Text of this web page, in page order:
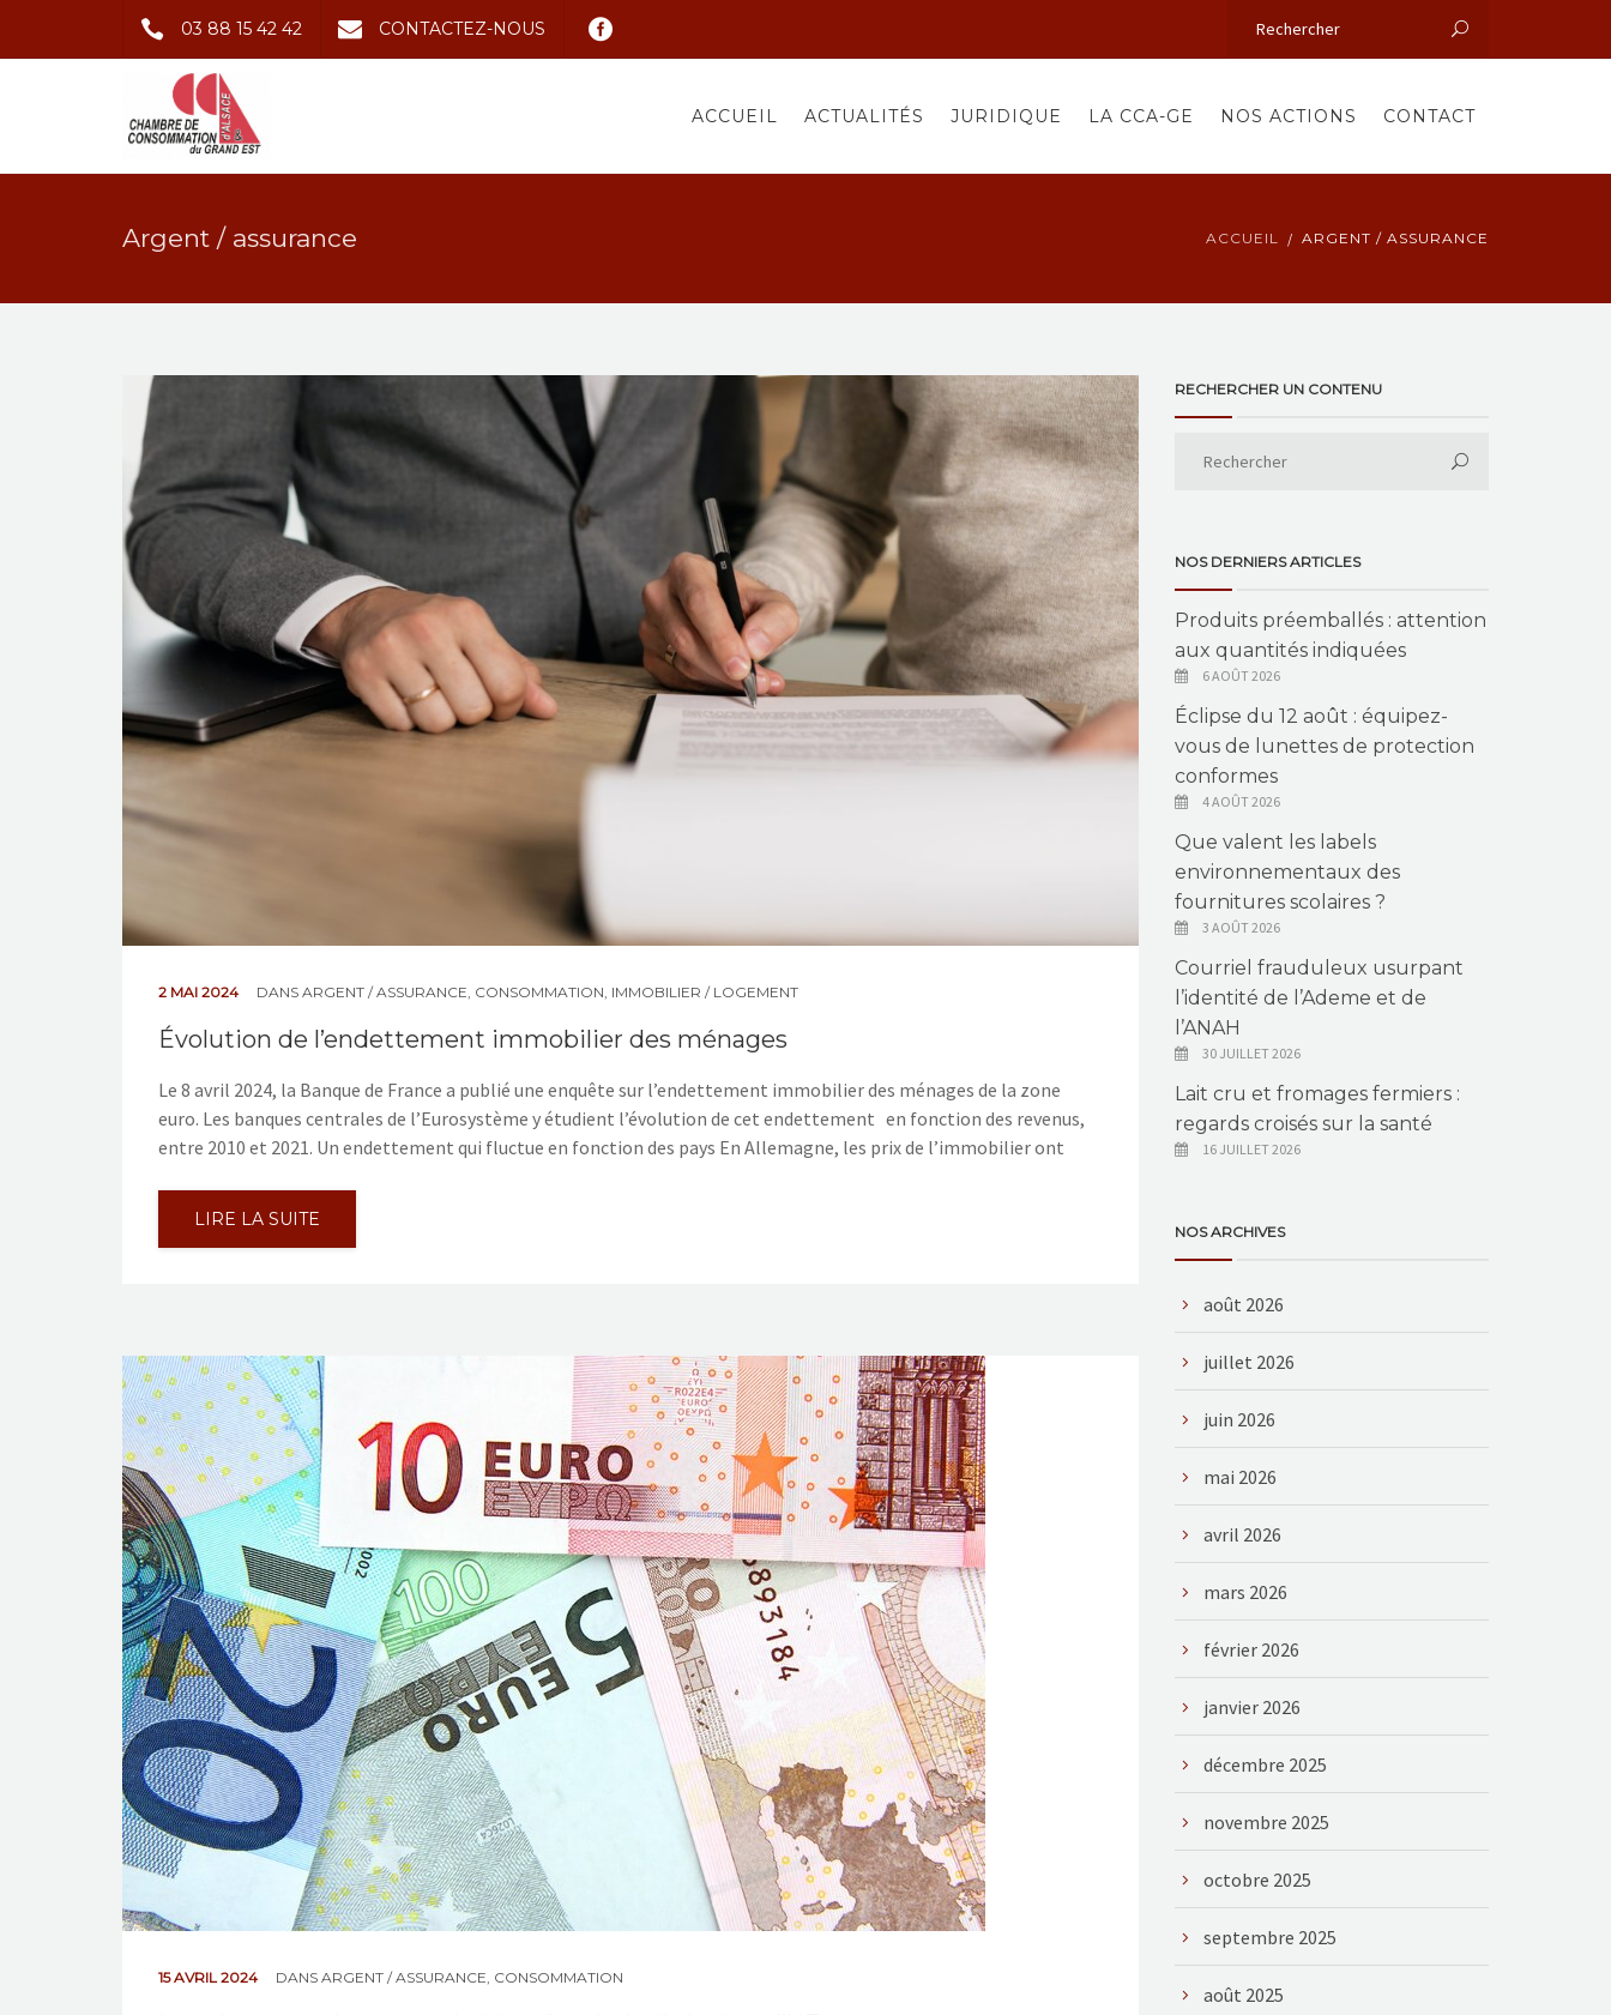
03 88 15 42 42 CONTACTEZ-NOUS
ACCUEIL ACTUALITÉS JURIDIQUE LA CCA-GE NOS ACTIONS CONTACT
Argent / assurance ACCUEIL ARGENT / ASSURANCE
2 MAI 2024 DANS ARGENT / ASSURANCE CONSOMMATION IMMOBILIER / LOGEMENT
Évolution de l’endettement immobilier des ménages
Le 8 avril 2024, la Banque de France a publié une enquête sur l’endettement immobilier des ménages de la zone
euro. Les banques centrales de l’Eurosystème y étudient l’évolution de cet endettement en fonction des revenus,
entre 2010 et 2021. Un endettement qui fluctue en fonction des pays En Allemagne, les prix de l’immobilier ont
LIRE LA SUITE
15 AVRIL 2024 DANS ARGENT / ASSURANCE CONSOMMATION
RECHERCHER UN CONTENU
NOS DERNIERS ARTICLES
Produits préemballés : attention
aux quantités indiquées
6 AOÛT 2026
Éclipse du 12 août : équipez-
vous de lunettes de protection
conformes
4 AOÛT 2026
Que valent les labels
environnementaux des
fournitures scolaires ?
3 AOÛT 2026
Courriel frauduleux usurpant
l’identité de l’Ademe et de
l’ANAH
30 JUILLET 2026
Lait cru et fromages fermiers :
regards croisés sur la santé
16 JUILLET 2026
NOS ARCHIVES
août 2026
juillet 2026
juin 2026
mai 2026
avril 2026
mars 2026
février 2026
janvier 2026
décembre 2025
novembre 2025
octobre 2025
septembre 2025
août 2025